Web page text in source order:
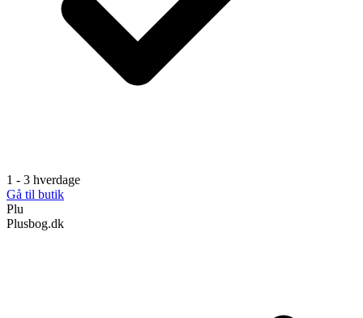
1 - 3 hverdage
Gå til butik
Plu
Plusbog.dk